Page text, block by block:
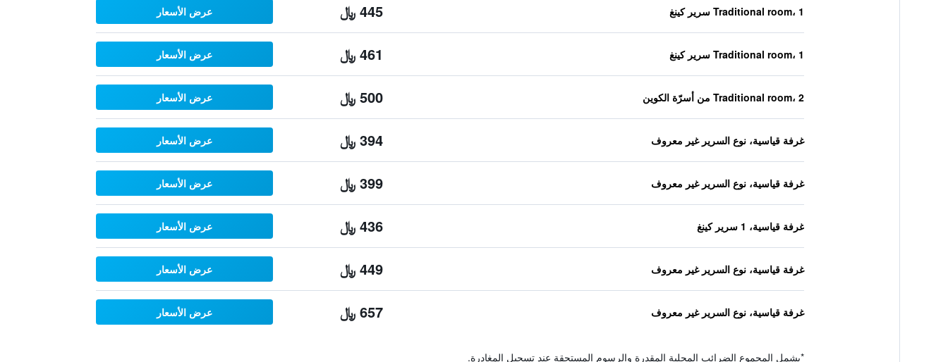
Traditional room، 1 سرير كينغ 445 ﷼ عرض الأسعار
Traditional room، 1 سرير كينغ 461 ﷼ عرض الأسعار
Traditional room، 2 من أسرّة الكوين 500 ﷼ عرض الأسعار
غرفة قياسية، نوع السرير غير معروف 394 ﷼ عرض الأسعار
غرفة قياسية، نوع السرير غير معروف 399 ﷼ عرض الأسعار
غرفة قياسية، 1 سرير كينغ 436 ﷼ عرض الأسعار
غرفة قياسية، نوع السرير غير معروف 449 ﷼ عرض الأسعار
غرفة قياسية، نوع السرير غير معروف 657 ﷼ عرض الأسعار
*يشمل المجموع الضرائب المحلية المقدرة والرسوم المستحقة عند تسجيل المغادرة.